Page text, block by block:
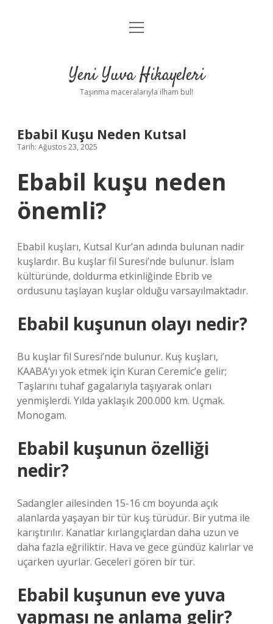
Anasayfa
Yasal Uyarı
menüyü
Yeni Yuva Hikayeleri
Taşınma maceralarıyla ilham bul!
Ebabil Kuşu Neden Kutsal
Tarih: Ağustos 23, 2025
Ebabil kuşu neden
önemli?
Ebabil kuşları, Kutsal Kur’an adında bulunan nadir
kuşlardır. Bu kuşlar fil Suresi’nde bulunur. İslam
kültüründe, doldurma etkinliğinde Ebrib ve
ordusunu taşlayan kuşlar olduğu varsayılmaktadır.
Ebabil kuşunun olayı nedir?
Bu kuşlar fil Suresi’nde bulunur. Kuş kuşları,
KAABA’yı yok etmek için Kuran Ceremic’e gelir;
Taşlarını tuhaf gagalarıyla taşıyarak onları
yenmişlerdi. Yılda yaklaşık 200.000 km. Uçmak.
Monogam.
Ebabil kuşunun özelliği
nedir?
Sadangler ailesinden 15-16 cm boyunda açık
alanlarda yaşayan bir tür kuş türüdür. Bir yutma ile
karıştırılır. Kanatlar kırlangıçlardan daha uzun ve
daha fazla eğriliktir. Hava ve gece gündüz kalırlar ve
uçarken uyurlar. Geceleri gören bir tür.
Ebabil kuşunun eve yuva
yapması ne anlama gelir?